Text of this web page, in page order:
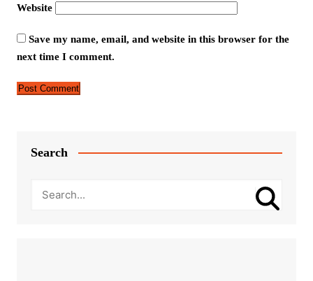
Website
Save my name, email, and website in this browser for the
next time I comment.
Search